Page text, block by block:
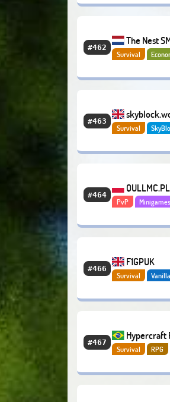
#462
The Nest
Survival
#463
Survival
#464
QULLMC.PL
PvP Minigames
#466
F1GPUK
Survival Vanilla
#467
Hypercraft
Survival RPG